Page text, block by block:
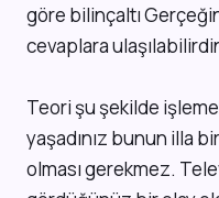
göre bilinçaltı
cevaplara
Teori şu şekilde
yaşadınız bunun illa
olması gerekmez.